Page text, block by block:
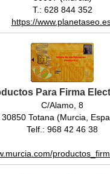
T.: 628 844 352
https://
Para Firma
C/Alamo, 8
30850 Totana (Murcia,
Telf.: 968 42 46 38